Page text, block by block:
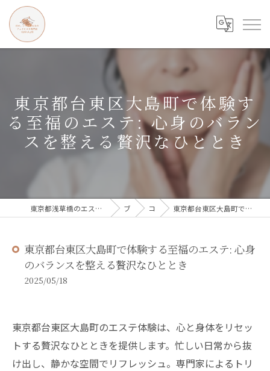
東京都台東区大島町で体験す
る至福のエステ: 心身のバラン
スを整える贅沢なひととき
東京都浅草橋のエステなら目の、シワとたるみのフェイシャル専門店 regalo ブログ コラム 東京都台東区大島町で体験する至福のエステ: 心身のバランスを整える贅沢なひととき
東京都台東区大島町で体験する至福のエステ: 心身
のバランスを整える贅沢なひととき
2025/05/18
東京都台東区大島町のエステ体験は、心と身体をリセッ
トする贅沢なひとときを提供します。忙しい日常から抜
け出し、静かな空間でリフレッシュ。専門家によるトリ